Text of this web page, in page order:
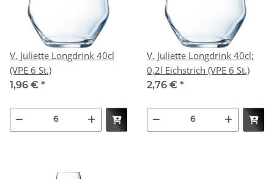
V. Juliette Longdrink 40cl
(VPE 6 St.)
1,96 € *
V. Juliette Longdrink 40cl;
0,2l Eichstrich (VPE 6 St.)
2,76 € *